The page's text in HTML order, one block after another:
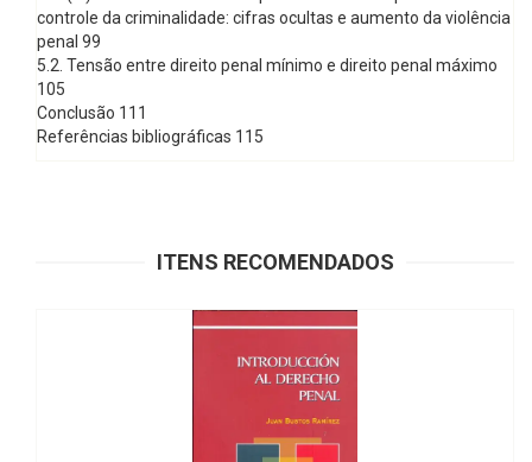
controle da criminalidade: cifras ocultas e aumento da violência
penal 99
5.2. Tensão entre direito penal mínimo e direito penal máximo
105
Conclusão 111
Referências bibliográficas 115
ITENS RECOMENDADOS